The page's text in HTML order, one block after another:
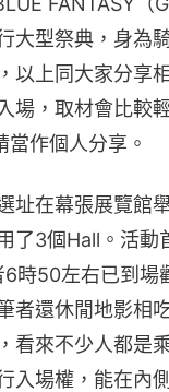
大型祭典，身為
以上同大家分享
場，取材會比較
作個人分享。
址在幕張展覽館
了3個Hall。活動
時50左右已到場
者還休閒地影相
看來不少人都是
入場權，能在內